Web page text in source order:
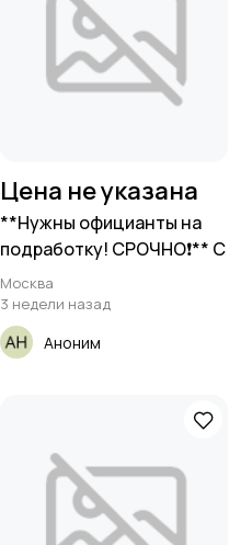
Цена не указана
**Нужны официанты на
подработку! СРОЧНО❗** С
Москва
3 недели назад
Аноним